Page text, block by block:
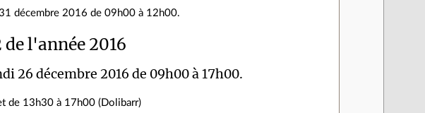
décembre 2016 de 09h00 à 12h00.
l'année 2016
26 décembre 2016 de 09h00 à 17h00.
de 13h30 à 17h00 (Dolibarr)